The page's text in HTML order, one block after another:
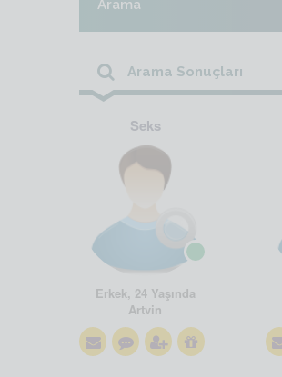
Arama
Arama Sonuçları
Seks
Erkek, 24 Yaşında
Artvin